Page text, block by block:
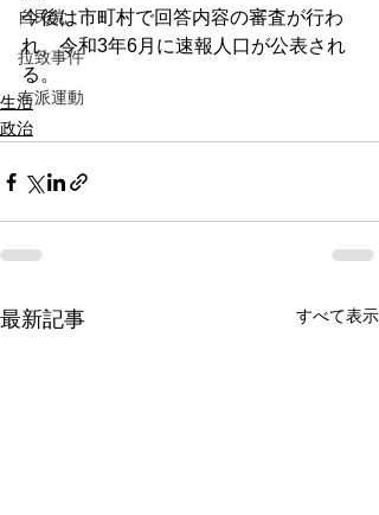
自民党
拉致事件
右派運動
今後は市町村で回答内容の審査が行わ
れ、令和3年6月に速報人口が公表され
る。
生活
政治
最新記事 すべて表示